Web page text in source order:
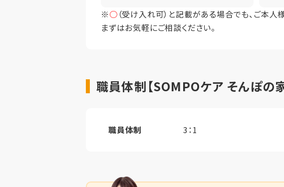
※○ （受け入れ可）と記載がある場合でも、ご本
まずはお気軽にご相談ください。
職員体制【SOMPOケア そんぽの
職員体制 3：1